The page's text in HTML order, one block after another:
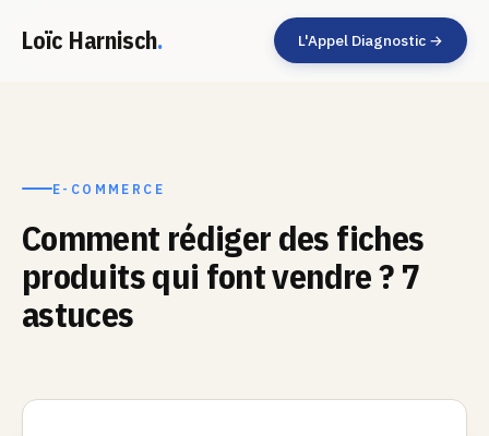
Loïc Harnisch. L'Appel Diagnostic →
E-COMMERCE
Comment rédiger des fiches
produits qui font vendre ? 7
astuces